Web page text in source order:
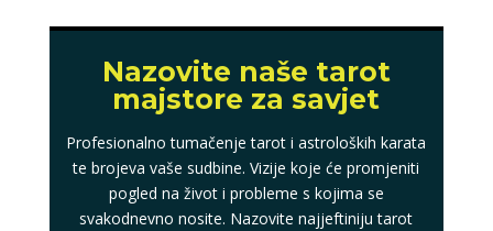
Nazovite naše tarot
majstore za savjet
Profesionalno tumačenje tarot i astroloških karata
te brojeva vaše sudbine. Vizije koje će promjeniti
pogled na život i probleme s kojima se
svakodnevno nosite. Nazovite najjeftiniju tarot